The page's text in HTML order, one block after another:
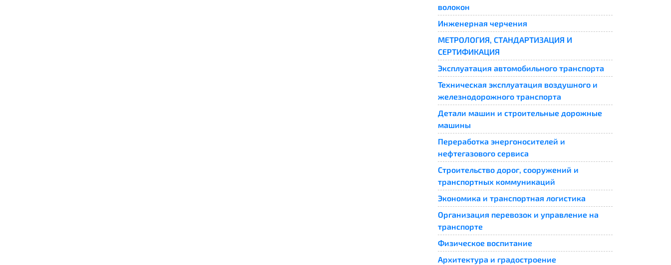
волокон
Инженерная черчения
МЕТРОЛОГИЯ, СТАНДАРТИЗАЦИЯ И
СЕРТИФИКАЦИЯ
Эксплуатация автомобильного транспорта
Техническая эксплуатация воздушного и
железнодорожного транспорта
Детали машин и строительные дорожные
машины
Переработка энергоносителей и
нефтегазового сервиса
Строительство дорог, сооружений и
транспортных коммуникаций
Экономика и транспортная логистика
Организация перевозок и управление на
транспорте
Физическое воспитание
Архитектура и градостроение